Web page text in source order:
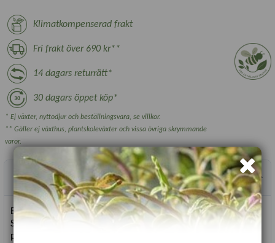
Klimatkompenserad frakt
Fri frakt över 690 kr**
14 dagars returrätt*
30 dagars öppet köp*
* Ej växter, nyttodjur och beställningsvara, se villkor.
** Gäller ej växthus, plantskoleväxter och vissa övriga skrymmande
varor.
Produktbeskrivning
En av de sötaste majssorter vi kan odla på våra breddgrader.
Stora, fullmatade vackra kolvar. Odla på varm plats; i köksland,
pallkrage eller stor kruka.